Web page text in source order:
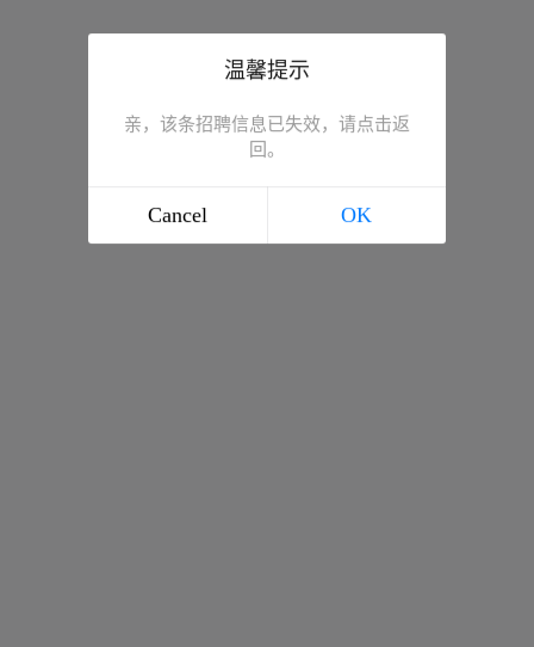
温馨提示
亲，该条招聘信息已失效，请点击返
回。
Cancel OK